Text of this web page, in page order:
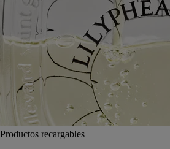
Productos recargables